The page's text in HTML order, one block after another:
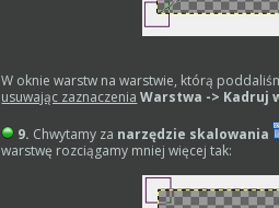
W oknie warstw na warstwie, którą
usuwając zaznaczenia Warstwa -> Kadruj
9. Chwytamy za narzędzie skalowania
warstwę rozciągamy mniej więcej tak: